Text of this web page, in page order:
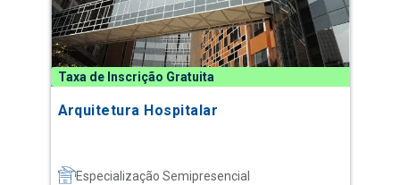
Taxa de Inscrição Gratuita
Arquitetura Hospitalar
Especialização Semipresencial